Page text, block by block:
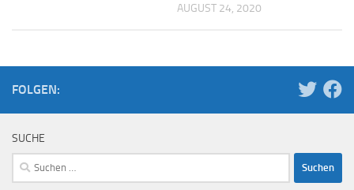
AUGUST 24, 2020
FOLGEN:
SUCHE
Suchen
nach: